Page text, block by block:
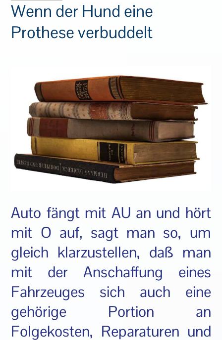
Wenn der Hund eine
Prothese verbuddelt
Auto fängt mit AU an und hört
mit O auf, sagt man so, um
gleich klarzustellen, daß man
mit der Anschaffung eines
Fahrzeuges sich auch eine
gehörige Portion an
Folgekosten, Reparaturen und